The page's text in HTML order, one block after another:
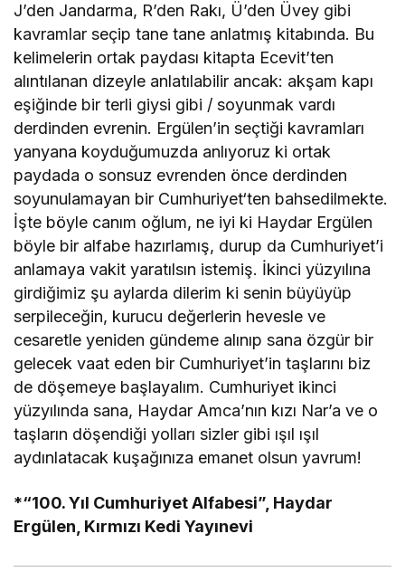
J’den Jandarma, R’den Rakı, Ü’den Üvey gibi
kavramlar seçip tane tane anlatmış kitabında. Bu
kelimelerin ortak paydası kitapta Ecevit’ten
alıntılanan dizeyle anlatılabilir ancak: akşam kapı
eşiğinde bir terli giysi gibi / soyunmak vardı
derdinden evrenin. Ergülen’in seçtiği kavramları
yanyana koyduğumuzda anlıyoruz ki ortak
paydada o sonsuz evrenden önce derdinden
soyunulamayan bir Cumhuriyet‘ten bahsedilmekte.
İşte böyle canım oğlum, ne iyi ki Haydar Ergülen
böyle bir alfabe hazırlamış, durup da Cumhuriyet’i
anlamaya vakit yaratılsın istemiş. İkinci yüzyılına
girdiğimiz şu aylarda dilerim ki senin büyüyüp
serpileceğin, kurucu değerlerin hevesle ve
cesaretle yeniden gündeme alınıp sana özgür bir
gelecek vaat eden bir Cumhuriyet’in taşlarını biz
de döşemeye başlayalım. Cumhuriyet ikinci
yüzyılında sana, Haydar Amca’nın kızı Nar’a ve o
taşların döşendiği yolları sizler gibi ışıl ışıl
aydınlatacak kuşağınıza emanet olsun yavrum!
*“100. Yıl Cumhuriyet Alfabesi”, Haydar
Ergülen, Kırmızı Kedi Yayınevi